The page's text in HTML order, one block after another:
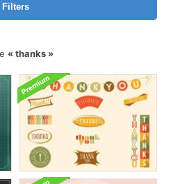
Filters
thanks